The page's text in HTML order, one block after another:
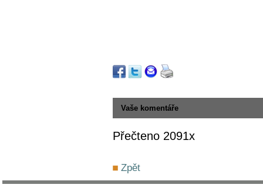
Vaše komentáře
Přečteno 2091x
Zpět